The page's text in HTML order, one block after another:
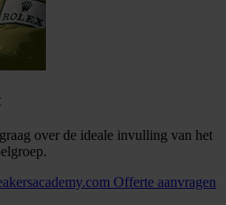
over de ideale invulling van het
Offerte aanvragen